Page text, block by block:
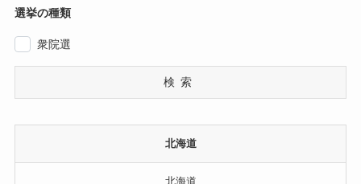
選挙の種類
衆院選
検索
北海道
北海道